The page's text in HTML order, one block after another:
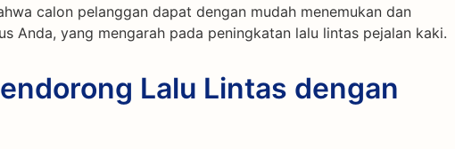
calon pelanggan dapat dengan mudah menemukan dan
Anda, yang mengarah pada peningkatan lalu lintas pejalan kaki.
Lalu Lintas dengan